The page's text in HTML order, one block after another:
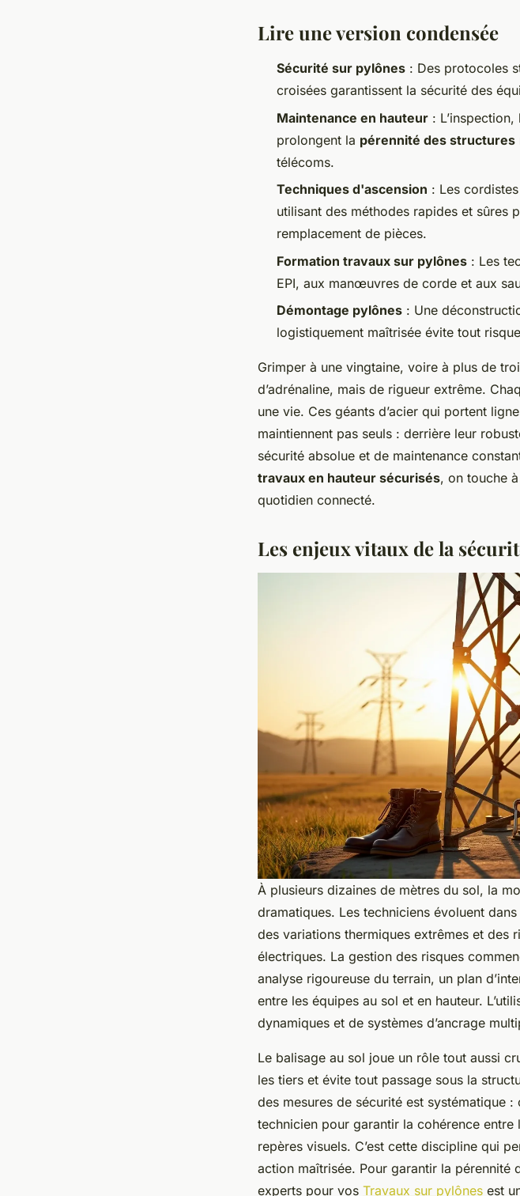
Lire une version condensée
Sécurité sur pylônes : Des protocoles
croisées garantissent la sécurité des
Maintenance en hauteur :
prolongent la pérennité des structures
télécoms.
Techniques d'ascension : Les
utilisant des méthodes rapides et sûres
remplacement de pièces.
Formation travaux sur pylônes : Les
EPI, aux manœuvres de corde et aux
Démontage pylônes : Une
logistiquement maîtrisée évite tout
Grimper à une vingtaine, voire à plus de
d’adrénaline, mais de rigueur extrême.
une vie. Ces géants d’acier qui portent
maintiennent pas seuls : derrière leur
sécurité absolue et de maintenance
travaux en hauteur sécurisés, on touche
quotidien connecté.
Les enjeux vitaux de la
À plusieurs dizaines de mètres du sol, la
dramatiques. Les techniciens évoluent
des variations thermiques extrêmes et des
électriques. La gestion des risques
analyse rigoureuse du terrain, un plan
entre les équipes au sol et en hauteur.
dynamiques et de systèmes d’ancrage
Le balisage au sol joue un rôle tout aussi
les tiers et évite tout passage sous la
des mesures de sécurité est systématique
technicien pour garantir la cohérence entre
repères visuels. C’est cette discipline qui
action maîtrisée. Pour garantir la pérennité
experts pour vos Travaux sur pylônes est